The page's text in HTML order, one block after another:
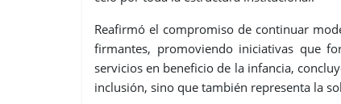
Reafirmó el compromiso de continuar
firmantes, promoviendo iniciativas que
servicios en beneficio de la infancia,
inclusión, sino que también representa la